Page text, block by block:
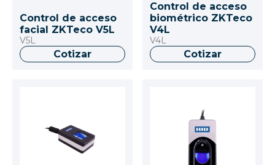
Control de acceso
facial ZKTeco V5L
V5L
Cotizar
Control de acceso
biométrico ZKTeco
V4L
V4L
Cotizar